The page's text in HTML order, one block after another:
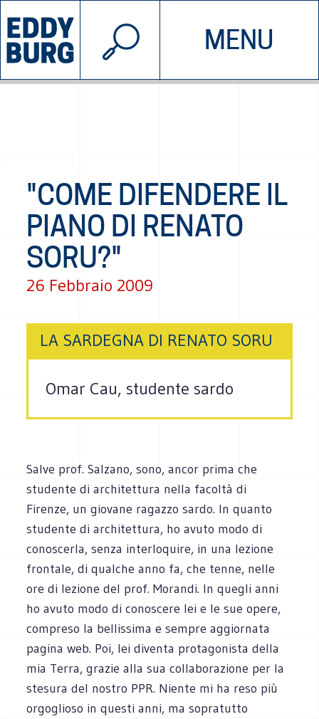
MENU
INIZIATIVE CHI SIAMO
© 2026 EDDYBURG
"COME DIFENDERE IL
PIANO DI RENATO
SORU?"
26 Febbraio 2009
LA SARDEGNA DI RENATO SORU
Omar Cau, studente sardo
Salve prof. Salzano, sono, ancor prima che
studente di architettura nella facoltà di
Firenze, un giovane ragazzo sardo. In quanto
studente di architettura, ho avuto modo di
conoscerla, senza interloquire, in una lezione
frontale, di qualche anno fa, che tenne, nelle
ore di lezione del prof. Morandi. In quegli anni
ho avuto modo di conoscere lei e le sue opere,
compreso la bellissima e sempre aggiornata
pagina web. Poi, lei diventa protagonista della
mia Terra, grazie alla sua collaborazione per la
stesura del nostro PPR. Niente mi ha reso più
orgoglioso in questi anni, ma sopratutto